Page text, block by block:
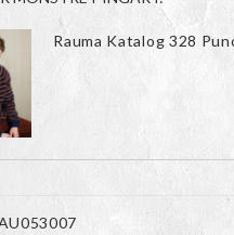
Rauma Katalog 328